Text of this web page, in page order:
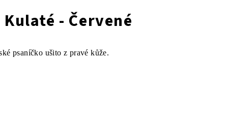
- Červené
psaníčko ušito z pravé kůže.